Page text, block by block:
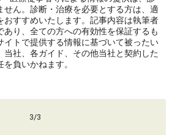
せん。診断・治療を必要とする方は、適
おすすめいたします。記事内容は執筆者
あり、全ての方への有効性を保証するも
イトで提供する情報に基づいて被ったい
当社、各ガイド、その他当社と契約した
負いかねます。
3/3